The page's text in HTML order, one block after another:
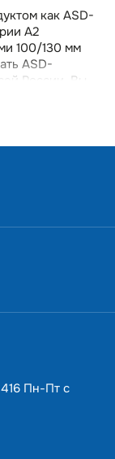
как ASD-
A2
100/130 мм
ASD-
России. Вы
18 месяцев.
в Москве, что
Пн-Пт с